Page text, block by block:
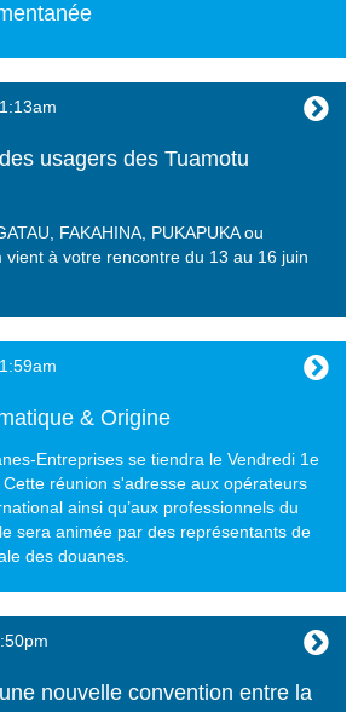
usagers des Tuamotu
FAKAHINA, PUKAPUKA ou
vient à votre rencontre du 13 au 16 juin
& Origine
Entreprises se tiendra le Vendredi 1e
réunion s'adresse aux opérateurs
ainsi qu’aux professionnels du
sera animée par des représentants de
des douanes.
nouvelle convention entre la